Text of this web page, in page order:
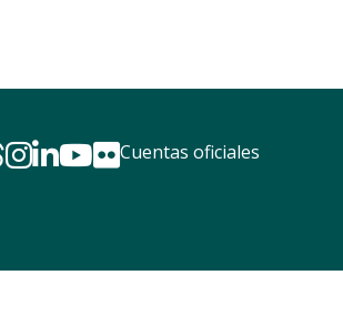
Cuentas oficiales